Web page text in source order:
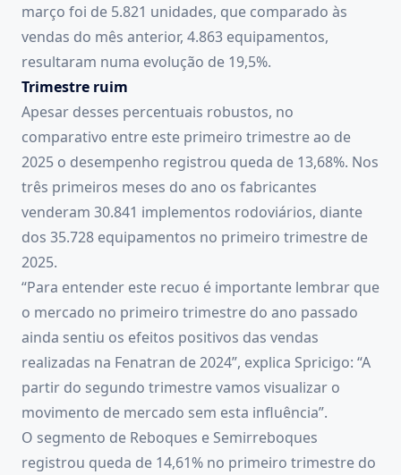
março foi de 5.821 unidades, que comparado às
vendas do mês anterior, 4.863 equipamentos,
resultaram numa evolução de 19,5%.
Trimestre ruim
Apesar desses percentuais robustos, no
comparativo entre este primeiro trimestre ao de
2025 o desempenho registrou queda de 13,68%. Nos
três primeiros meses do ano os fabricantes
venderam 30.841 implementos rodoviários, diante
dos 35.728 equipamentos no primeiro trimestre de
2025.
“Para entender este recuo é importante lembrar que
o mercado no primeiro trimestre do ano passado
ainda sentiu os efeitos positivos das vendas
realizadas na Fenatran de 2024”, explica Spricigo: “A
partir do segundo trimestre vamos visualizar o
movimento de mercado sem esta influência”.
O segmento de Reboques e Semirreboques
registrou queda de 14,61% no primeiro trimestre do